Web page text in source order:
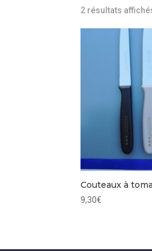
2 résultats
Couteaux à
9,30€